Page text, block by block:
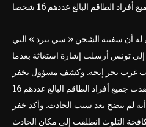
أن سفينة الشحن « سي بيرد » التي
تونس أرسلت إشارة استغاثة بعدما
غرب بحر إيجه. وكشف مسؤول بخفر
السواحل إن السفن المجاورة أنقذت جميع أفراد الطاقم البالغ عددهم 16
لم يتضح بعد سبب الحادث. وأكد خفر
التلوث انطلقت إلى مكان الحادث